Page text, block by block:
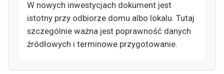
W nowych inwestycjach dokument jest
istotny przy odbiorze domu albo lokalu. Tutaj
szczególnie ważna jest poprawność danych
źródłowych i terminowe przygotowanie.